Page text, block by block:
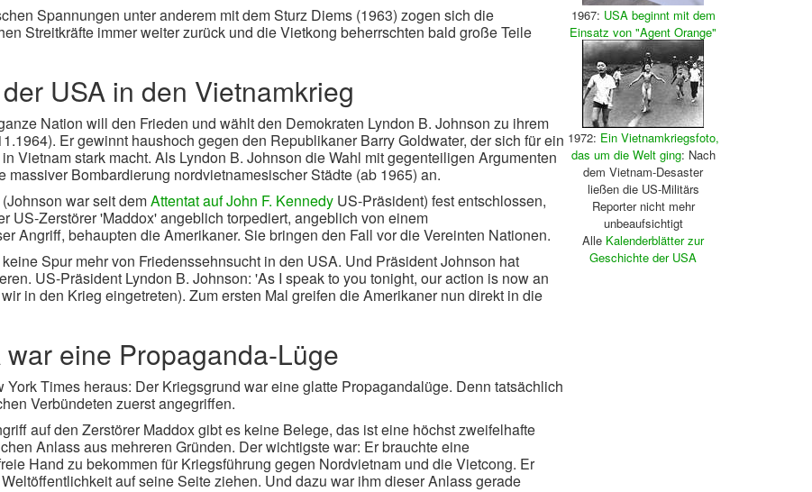
Spannungen unter anderem mit dem Sturz Diems (1963) zogen sich die
Streitkräfte immer weiter zurück und die Vietkong beherrschten bald große Teile
USA in den Vietnamkrieg
Nation will den Frieden und wählt den Demokraten Lyndon B. Johnson zu ihrem
Er gewinnt haushoch gegen den Republikaner Barry Goldwater, der sich für ein
Vietnam stark macht. Als Lyndon B. Johnson die Wahl mit gegenteiligen Argumenten
Bombardierung nordvietnamesischer Städte (ab 1965) an.
war seit demAttentat auf John F. Kennedy US-Präsident) fest entschlossen,
US-Zerstörer 'Maddox' angeblich torpediert, angeblich von einem
Angriff, behaupten die Amerikaner. Sie bringen den Fall vor die Vereinten Nationen.
Spur mehr von Friedenssehnsucht in den USA. Und Präsident Johnson hat
US-Präsident Lyndon B. Johnson: 'As I speak to you tonight, our action is now an
in den Krieg eingetreten). Zum ersten Mal greifen die Amerikaner nun direkt in die
eine Propaganda-Lüge
Times heraus: Der Kriegsgrund war eine glatte Propagandalüge. Denn tatsächlich
Verbündeten zuerst angegriffen.
auf den Zerstörer Maddox gibt es keine Belege, das ist eine höchst zweifelhafte
Anlass aus mehreren Gründen. Der wichtigste war: Er brauchte eine
Hand zu bekommen für Kriegsführung gegen Nordvietnam und die Vietcong. Er
auf seine Seite ziehen. Und dazu war ihm dieser Anlass gerade
1967: USA beginnt mit dem
Einsatz von "Agent Orange"
1972: Ein Vietnamkriegsfoto,
das um die Welt ging: Nach
dem Vietnam-Desaster
ließen die US-Militärs
Reporter nicht mehr
unbeaufsichtigt
Alle Kalenderblätter zur
Geschichte der USA